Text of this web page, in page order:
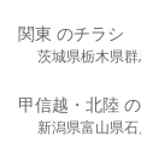
関東 のチラシ
茨城県栃木県
甲信越・北陸
新潟県富山県